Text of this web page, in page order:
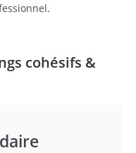
cohésifs &